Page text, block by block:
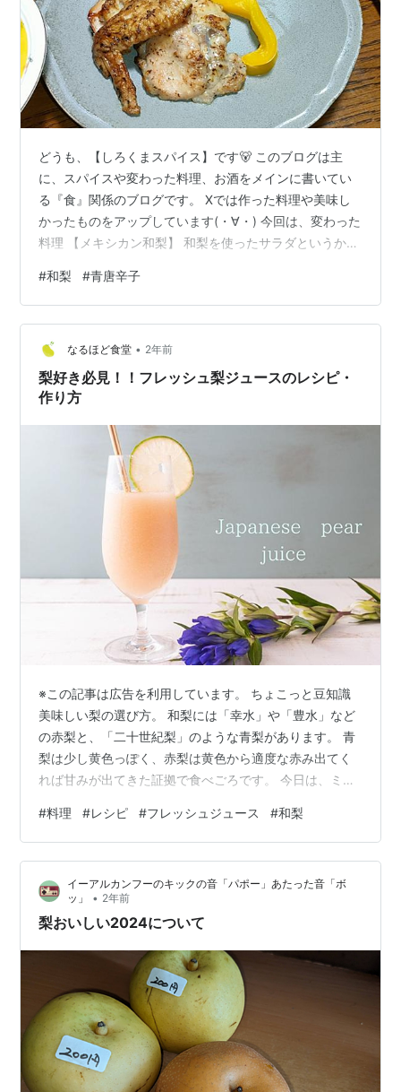
どうも、【しろくまスパイス】です🐻 このブログは主
に、スパイスや変わった料理、お酒をメインに書いてい
る『食』関係のブログです。 Xでは作った料理や美味し
かったものをアップしています(・∀・) 今回は、変わった
料理 【メキシカン和梨】 和梨を使ったサラダというか口
かったので紹介。 和梨ってそのまま以外で食べることっ
てないと思いますが、これ意外と違和感なく美味しいん
ですよ。 たまには少し刺激的な和梨も良いものです。 ■
まず洋梨ではなく和梨を使います。（風味の面で） 和梨
はやや熟れすぎたくらいがおすすめ。 （すっきりした風
味より、ややもわーっとした…
#和梨 #青唐辛子
なるほど食堂 • 2年前
梨好き必見！！フレッシュ梨ジュースのレシピ・
作り方
※この記事は広告を利用しています。 ちょこっと豆知識
美味しい梨の選び方。 和梨には「幸水」や「豊水」など
の赤梨と、「二十世紀梨」のような青梨があります。 青
梨は少し黄色っぽく、赤梨は黄色から適度な赤み出てく
れば甘みが出てきた証拠で食べごろです。 今日は、ミキ
作り方をご紹介します。 先日「果汁工房karin」に行き、
梨ジュースがとても美味しそうだったので作ってみまし
た♪ 材料も3つだけでできる、梨本来の味が楽しめる贅沢
ジュースです。 甘さの調整でシロップを入れています
が、使用する梨によって調整してくださいね♪ 今回は、に
っこり梨を使いました。 …
#料理 #レシピ #フレッシュジュース #和梨
イーアルカンフーのキックの音「パポー」あたった音「ボ
ッ」
• 2年前
梨おいしい2024について